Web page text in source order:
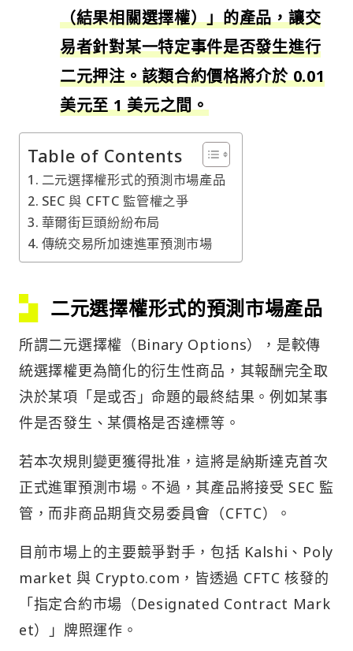
（結果相關選擇權）」的產品，讓交
易者針對某一特定事件是否發生進行
二元押注。該類合約價格將介於 0.01
美元至 1 美元之間。
Table of Contents
二元選擇權形式的預測市場產品
SEC 與 CFTC 監管權之爭
華爾街巨頭紛紛布局
傳統交易所加速進軍預測市場
二元選擇權形式的預測市場產品
所謂二元選擇權（Binary Options），是較傳
統選擇權更為簡化的衍生性商品，其報酬完全取
決於某項「是或否」命題的最終結果。例如某事
件是否發生、某價格是否達標等。
若本次規則變更獲得批准，這將是納斯達克首次
正式進軍預測市場。不過，其產品將接受 SEC 監
管，而非商品期貨交易委員會（CFTC）。
目前市場上的主要競爭對手，包括 Kalshi、Poly
market 與 Crypto.com，皆透過 CFTC 核發的
「指定合約市場（Designated Contract Mark
et）」牌照運作。